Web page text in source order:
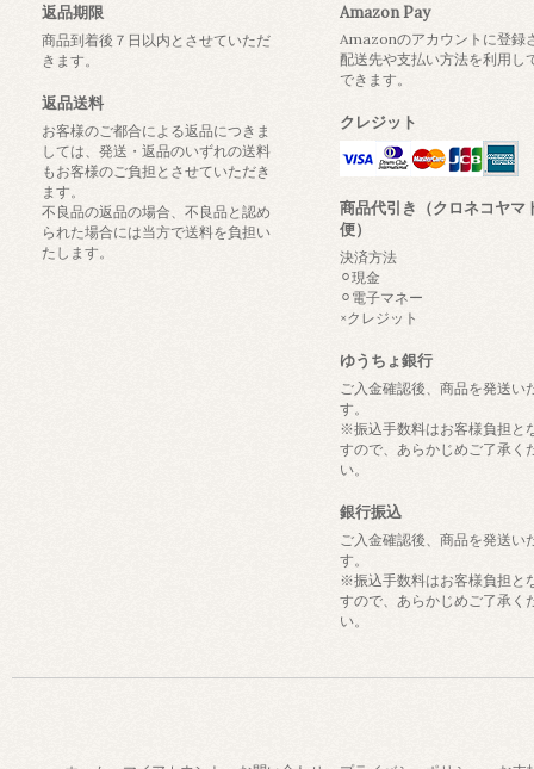
返品期限
商品到着後７日以内とさせていただ
きます。
返品送料
お客様のご都合による返品につきま
しては、発送・返品のいずれの送料
もお客様のご負担とさせていただき
ます。
不良品の返品の場合、不良品と認め
られた場合には当方で送料を負担い
たします。
Amazon Pay
Amazonのアカウントに登録
配送先や支払い方法を利用し
できます。
クレジット
商品代引き（クロネコヤマ
便）
決済方法
⚪︎現金
⚪︎電子マネー
×クレジット
ゆうちょ銀行
ご入金確認後、商品を発送い
す。
※振込手数料はお客様負担と
すので、あらかじめご了承く
い。
銀行振込
ご入金確認後、商品を発送い
す。
※振込手数料はお客様負担と
すので、あらかじめご了承く
い。